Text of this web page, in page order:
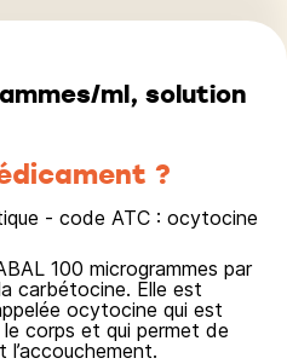
ml, solution
?
- code ATC : ocytocine
100 microgrammes par
carbétocine. Elle est
ocytocine qui est
corps et qui permet de
l’accouchement.